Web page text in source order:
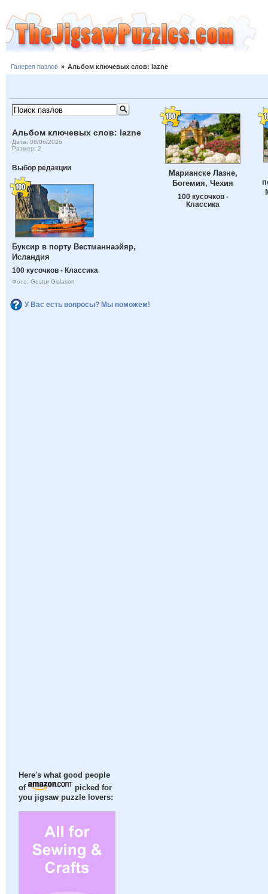
Галерея пазлов » Альбом ключевых слов: lazne
Альбом ключевых слов: lazne
Дата: 08/06/2026
Размер: 2
Выбор редакции
Буксир в порту Вестманнаэйяр,
Исландия
100 кусочков - Классика
Фото: Gestur Gislason
У Вас есть вопросы? Мы поможем!
Here's what good people
of
picked for
you jigsaw puzzle lovers:
Марианске Лазне,
Богемия, Чехия
100 кусочков -
Классика